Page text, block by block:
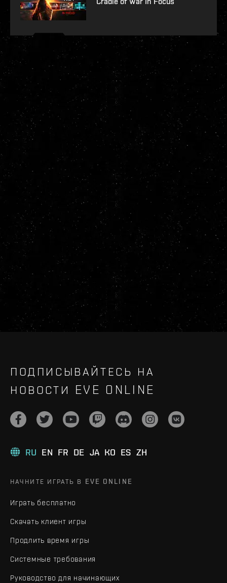
ПОДПИСЫВАЙТЕСЬ НА
НОВОСТИ EVE ONLINE
RU EN FR DE JA KO ES ZH
НАЧНИТЕ ИГРАТЬ В EVE ONLINE
Играть бесплатно
Скачать клиент игры
Продлить время игры
Системные требования
Руководство для начинающих